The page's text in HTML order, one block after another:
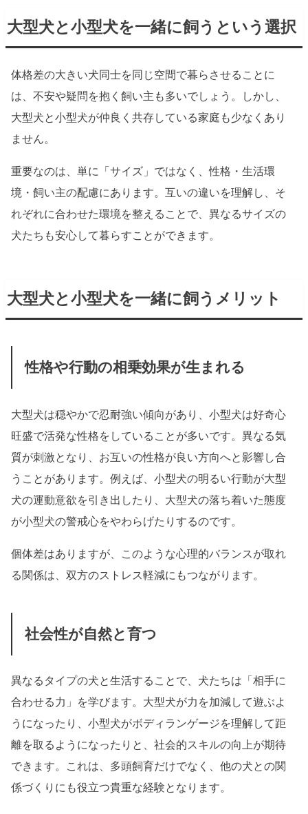
大型犬と小型犬を一緒に飼うという選択
体格差の大きい犬同士を同じ空間で暮らさせることに
は、不安や疑問を抱く飼い主も多いでしょう。しかし、
大型犬と小型犬が仲良く共存している家庭も少なくあり
ません。
重要なのは、単に「サイズ」ではなく、性格・生活環
境・飼い主の配慮にあります。互いの違いを理解し、そ
れぞれに合わせた環境を整えることで、異なるサイズの
犬たちも安心して暮らすことができます。
大型犬と小型犬を一緒に飼うメリット
性格や行動の相乗効果が生まれる
大型犬は穏やかで忍耐強い傾向があり、小型犬は好奇心
旺盛で活発な性格をしていることが多いです。異なる気
質が刺激となり、お互いの性格が良い方向へと影響し合
うことがあります。例えば、小型犬の明るい行動が大型
犬の運動意欲を引き出したり、大型犬の落ち着いた態度
が小型犬の警戒心をやわらげたりするのです。
個体差はありますが、このような心理的バランスが取れ
る関係は、双方のストレス軽減にもつながります。
社会性が自然と育つ
異なるタイプの犬と生活することで、犬たちは「相手に
合わせる力」を学びます。大型犬が力を加減して遊ぶよ
うになったり、小型犬がボディランゲージを理解して距
離を取るようになったりと、社会的スキルの向上が期待
できます。これは、多頭飼育だけでなく、他の犬との関
係づくりにも役立つ貴重な経験となります。